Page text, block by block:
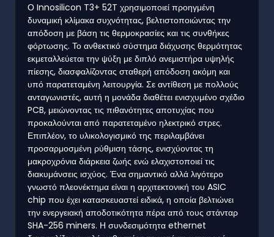
Ο Innosilicon T3+ 52T χρησιμοποιεί προηγμένη
δυναμική κλίμακα συχνότητας, βελτιστοποιώντας την
απόδοση με βάση τις θερμοκρασίες και τις συνθήκες
φόρτωσης. Το ανθεκτικό σύστημα διάχυσης θερμότητας
εκμεταλλεύεται την ψύξη με διπλό ανεμιστήρα υψηλής
πίεσης, διασφαλίζοντας σταθερή απόδοση ακόμη και
υπό παρατεταμένη λειτουργία. Σε αντίθεση με πολλούς
ανταγωνιστές, αυτή η μονάδα διαθέτει ενισχυμένο σχέδιο
PCB, μειώνοντας τις πιθανότητες αποτυχίας που
προκαλούνται από παρατεταμένο ηλεκτρικό στρες.
Επιπλέον, το υλικολογισμικό της περιλαμβάνει
προσαρμοσμένη ρύθμιση τάσης, ενισχύοντας τη
μακροχρόνια διάρκεια ζωής ενώ ελαχιστοποιεί τις
διακυμάνσεις ισχύος. Ένα σημαντικό αλλά λιγότερο
γνωστό πλεονέκτημα είναι η αρχιτεκτονική του ASIC
chip που έχει κατασκευαστεί ειδικά, η οποία βελτιώνει
την ενεργειακή αποδοτικότητα πέρα από τους στάνταρ
SHA-256 miners. Η συνδεσιμότητα ethernet